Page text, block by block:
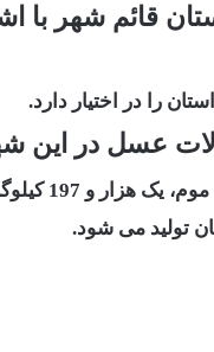
شهر با
را در اختیار دارد.
عسل در این